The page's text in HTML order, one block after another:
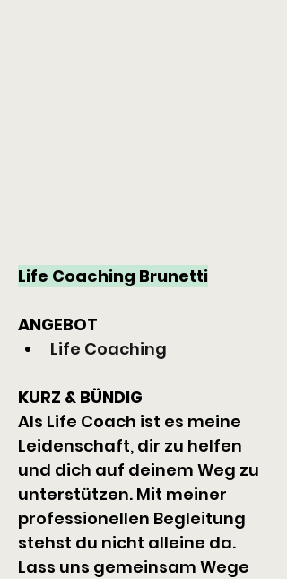
Life Coaching Brunetti
ANGEBOT
Life Coaching
KURZ & BÜNDIG
Als Life Coach ist es meine
Leidenschaft, dir zu helfen
und dich auf deinem Weg zu
unterstützen. Mit meiner
professionellen Begleitung
stehst du nicht alleine da.
Lass uns gemeinsam Wege